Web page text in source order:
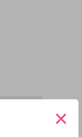
×